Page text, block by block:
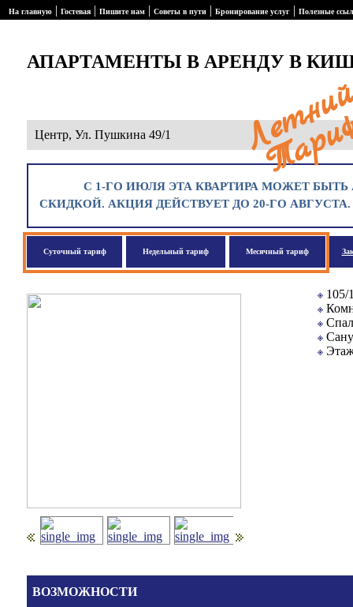
На главную | Гостевая | Пишите нам | Советы в пути | Бронирование услуг | Полезные
АПАРТАМЕНТЫ В АРЕНДУ В
Центр, Ул. Пушкина 49/1
С 1-ГО ИЮЛЯ ЭТА КВАРТИРА МОЖЕТ БЫТЬ
СКИДКОЙ. АКЦИЯ ДЕЙСТВУЕТ ДО 20-ГО АВГУСТА.
Суточный тариф Недельный тариф Месячный тариф
105/
ВОЗМОЖНОСТИ